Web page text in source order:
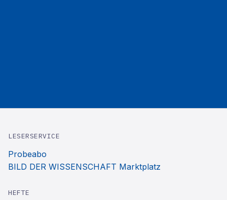
LESERSERVICE
Probeabo
BILD DER WISSENSCHAFT Marktplatz
HEFTE